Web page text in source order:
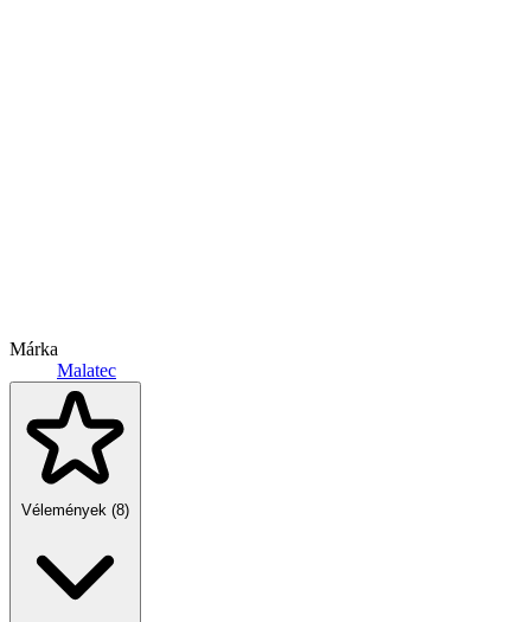
Márka
Malatec
Vélemények (8)